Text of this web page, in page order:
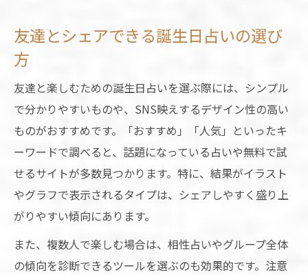
友達とシェアできる誕生日占いの選び
方
友達と楽しむための誕生日占いを選ぶ際には、シンプル
で分かりやすいものや、SNS映えするデザイン性の高い
ものがおすすめです。「おすすめ」「人気」といったキ
ーワードで調べると、話題になっている占いや無料で試
せるサイトが多数見つかります。特に、結果がイラスト
やグラフで表示されるタイプは、シェアしやすく盛り上
がりやすい傾向にあります。
また、複数人で楽しむ場合は、相性占いやグループ全体
の傾向を診断できるツールを選ぶのも効果的です。注意